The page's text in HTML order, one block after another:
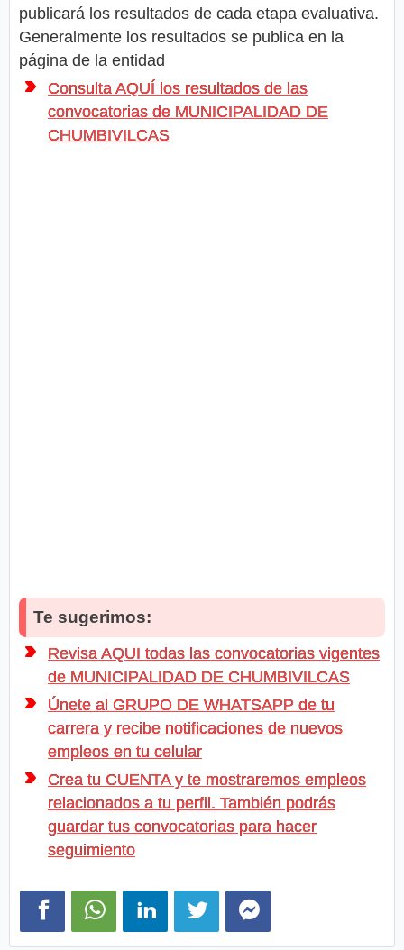
publicará los resultados de cada etapa evaluativa.
Generalmente los resultados se publica en la
página de la entidad
Consulta AQUÍ los resultados de las
convocatorias de MUNICIPALIDAD DE
CHUMBIVILCAS
Te sugerimos:
Revisa AQUI todas las convocatorias vigentes
de MUNICIPALIDAD DE CHUMBIVILCAS
Únete al GRUPO DE WHATSAPP de tu
carrera y recibe notificaciones de nuevos
empleos en tu celular
Crea tu CUENTA y te mostraremos empleos
relacionados a tu perfil. También podrás
guardar tus convocatorias para hacer
seguimiento